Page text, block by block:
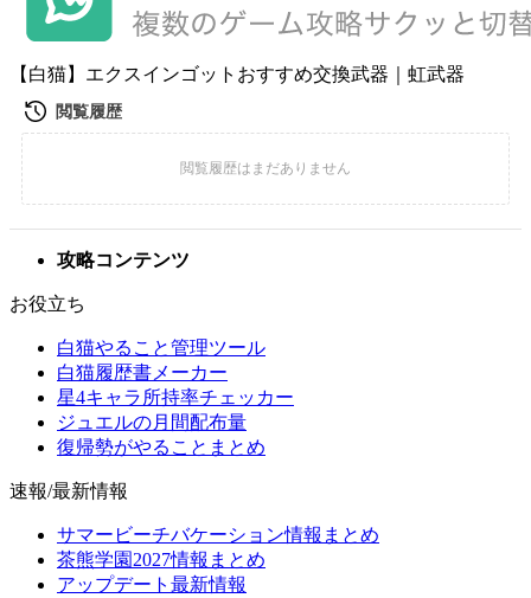
【白猫】エクスインゴットおすすめ交換武器｜虹武器
攻略コンテンツ
お役立ち
白猫やること管理ツール
白猫履歴書メーカー
星4キャラ所持率チェッカー
ジュエルの月間配布量
復帰勢がやることまとめ
速報/最新情報
サマービーチバケーション情報まとめ
茶熊学園2027情報まとめ
アップデート最新情報